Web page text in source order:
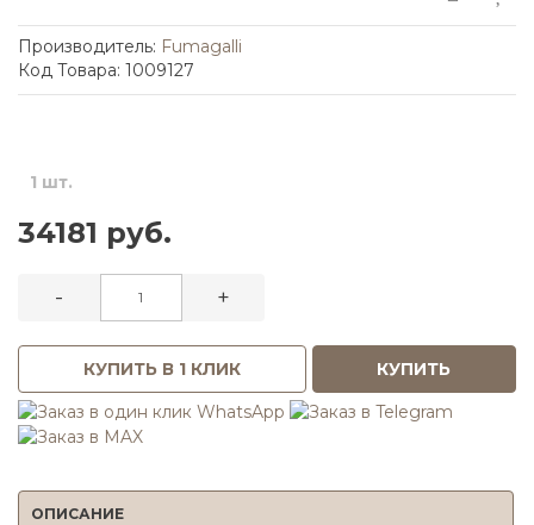
Производитель: Fumagalli
Код Товара: 1009127
1 шт.
34181 руб.
- +
КУПИТЬ В 1 КЛИК КУПИТЬ
ОПИСАНИЕ